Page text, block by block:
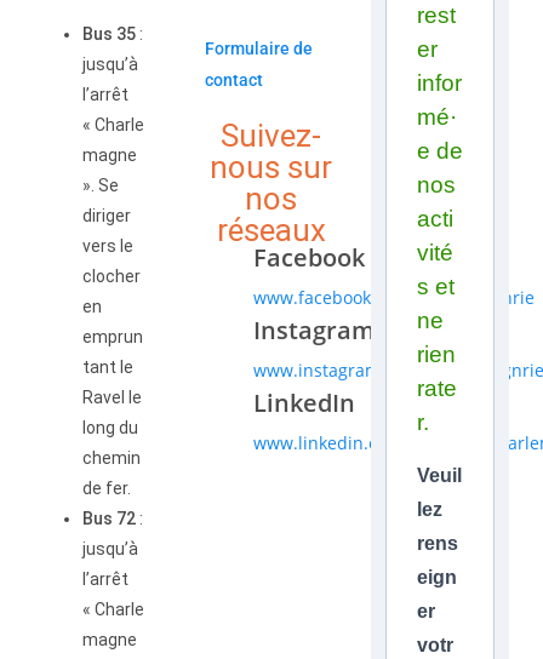
Bus 35 :
jusqu’à
l’arrêt
« Charle
magne
». Se
diriger
vers le
clocher
en
emprun
tant le
Ravel le
long du
chemin
de fer.
Bus 72:
jusqu’à
l’arrêt
« Charle
magne
Formulaire de
contact
Suivez-
nous sur
nos
réseaux
Facebook
www.facebook.com/charlemagnrie
Instagram
www.instagram.com/charlemagnrie
LinkedIn
www.linkedin.com/company/
rest
er
infor
mé·
e de
nos
acti
vité
s et
ne
rien
rate
r.
Veuil
lez
rens
eign
er
votr